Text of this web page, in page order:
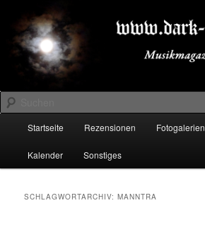
primären
Inhalt
springen
sekundären
Inhalt
springenDARK-FESTIVALS.DE
Suchen
Startseite Rezensionen Fotogalerien
Kalender Sonstiges
SCHLAGWORTARCHIV:MANNTRA